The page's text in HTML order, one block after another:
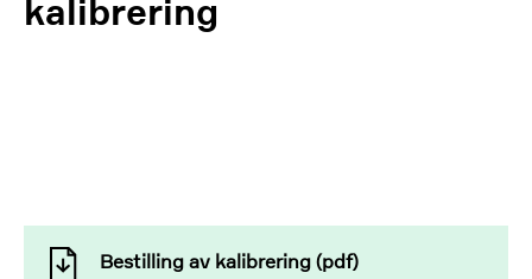
kalibrering
Bestilling av kalibrering (pdf)